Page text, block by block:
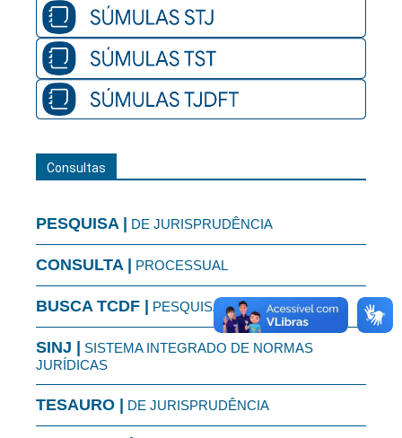
Consultas
PESQUISA | DE JURISPRUDÊNCIA
CONSULTA | PROCESSUAL
BUSCA TCDF | PESQUISA TEXTUAL
SINJ |
SISTEMA INTEGRADO DE NORMAS
JURÍDICAS
TESAURO | DE JURISPRUDÊNCIA